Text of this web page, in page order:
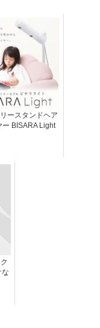
ースタンドヘア
ー BISARA Light
な